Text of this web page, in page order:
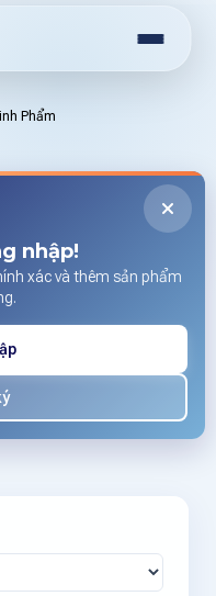
Phẩm
nhập!
xác và thêm sản phẩm